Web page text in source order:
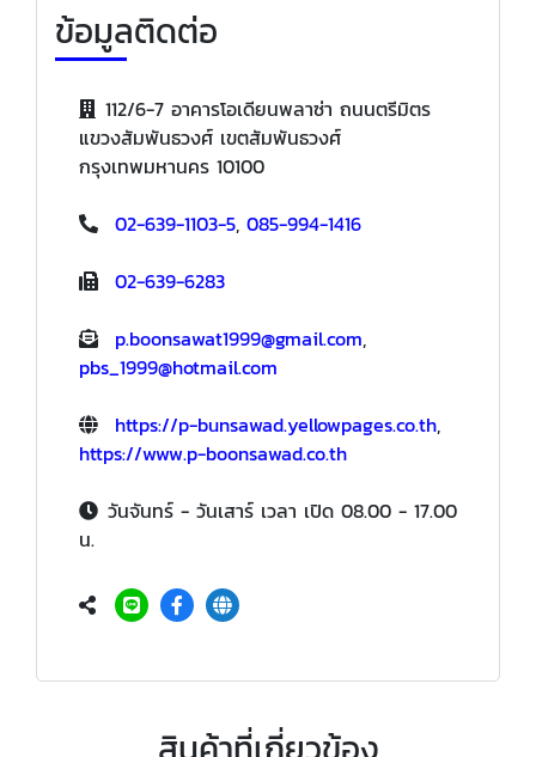
ข้อมูลติดต่อ
112/6-7 อาคารโอเดียนพลาซ่า ถนนตรีมิตร
แขวงสัมพันธวงศ์ เขตสัมพันธวงศ์
กรุงเทพมหานคร 10100
02-639-1103-5, 085-994-1416
02-639-6283
p.boonsawat1999@gmail.com,
pbs_1999@hotmail.com
https://p-bunsawad.yellowpages.co.th,
https://www.p-boonsawad.co.th
วันจันทร์ - วันเสาร์ เวลา เปิด 08.00 - 17.00
น.